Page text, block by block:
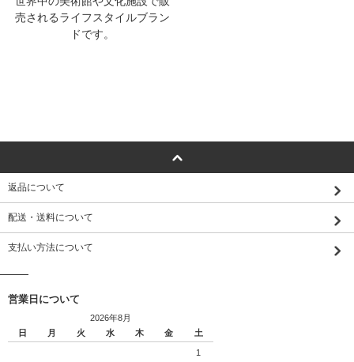
売されるライフスタイルブラン
ドです。
返品について
配送・送料について
支払い方法について
営業日について
2026年8月
日
月 火 水 木 金 土
1